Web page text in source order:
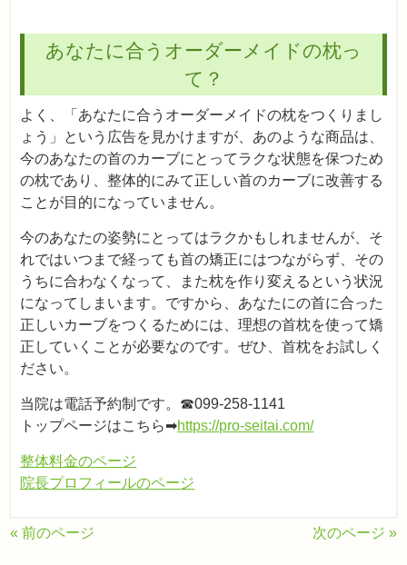
あなたに合うオーダーメイドの枕っ
て？
よく、「あなたに合うオーダーメイドの枕をつくりまし
ょう」という広告を見かけますが、あのような商品は、
今のあなたの首のカーブにとってラクな状態を保つため
の枕であり、整体的にみて正しい首のカーブに改善する
ことが目的になっていません。
今のあなたの姿勢にとってはラクかもしれませんが、そ
れではいつまで経っても首の矯正にはつながらず、その
うちに合わなくなって、また枕を作り変えるという状況
になってしまいます。ですから、あなたにの首に合った
正しいカーブをつくるためには、理想の首枕を使って矯
正していくことが必要なのです。ぜひ、首枕をお試しく
ださい。
当院は電話予約制です。☎099‐258-1141
トップページはこちら➡https://pro-seitai.com/
整体料金のページ
院長プロフィールのページ
« 前のページ 次のページ »